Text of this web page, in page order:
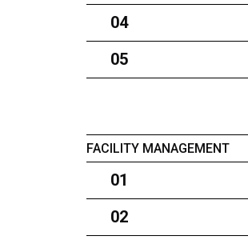
04
05
FACILITY MANAGEMENT
01
02